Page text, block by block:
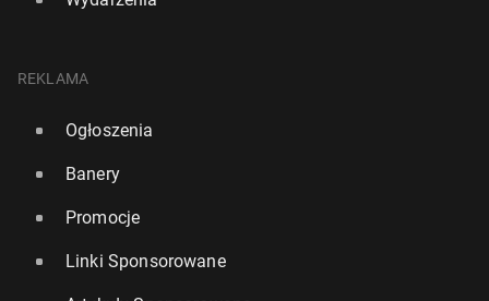
REKLAMA
Ogłoszenia
Banery
Promocje
Linki Sponsorowane